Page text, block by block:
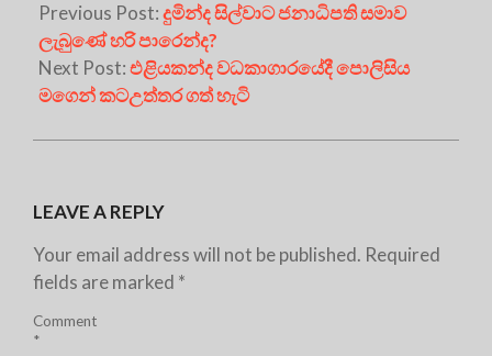
Previous Post:දුමින්ද සිල්වාට ජනාධිපති සමාව
ලැබුණේ හරි පාරෙන්ද?
Next Post:එළියකන්ද වධකාගාරයේදී පොලිසිය
මගෙන් කටඋත්තර ගත් හැටි
LEAVE A REPLY
Your email address will not be published. Required
fields are marked *
Comment
*